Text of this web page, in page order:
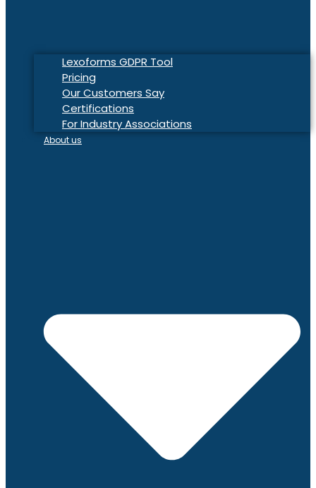
Lexoforms GDPR Tool
Pricing
Our Customers Say
Certifications
For Industry Associations
About us